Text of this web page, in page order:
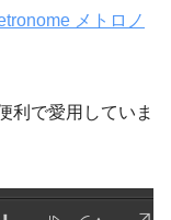
メトロノ
利で愛用していま